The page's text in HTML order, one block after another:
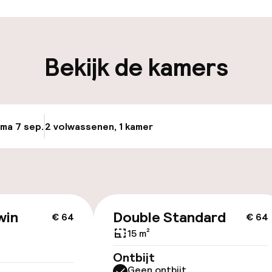
op eigen
Fietsverhuur
Bekijk de kamers
7 sep.2 volwassenen, 1 kamer
€ 64 € 64
Double Standard
15 m²
Ontbijt